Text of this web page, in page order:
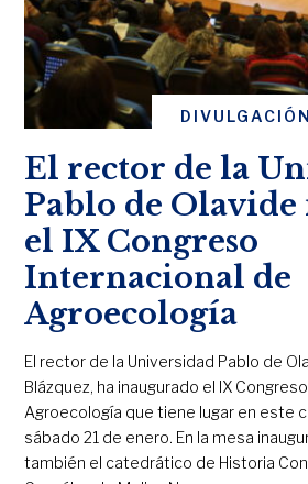
DIVULGACIÓN
El rector de la
Pablo de
el IX Congreso
Internacional de
Agroecología
El rector de la Universidad Pablo de
Blázquez, ha inaugurado el IX
Agroecología que tiene lugar en este
sábado 21 de enero. En la mesa
también el catedrático de Historia